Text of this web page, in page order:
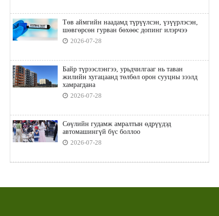
Төв аймгийн наадамд түрүүлсэн, үзүүрлэсэн,
шөвгөрсөн гурван бөхөөс допинг илэрчээ
2026-07-28
Байр түрээслэнгээ, урьдчилгааг нь таван
жилийн хугацаанд төлбөл орон сууцны зээлд
хамрагдана
2026-07-28
Сөүлийн гудамж амралтын өдрүүдэд
автомашингүй бүс боллоо
2026-07-28